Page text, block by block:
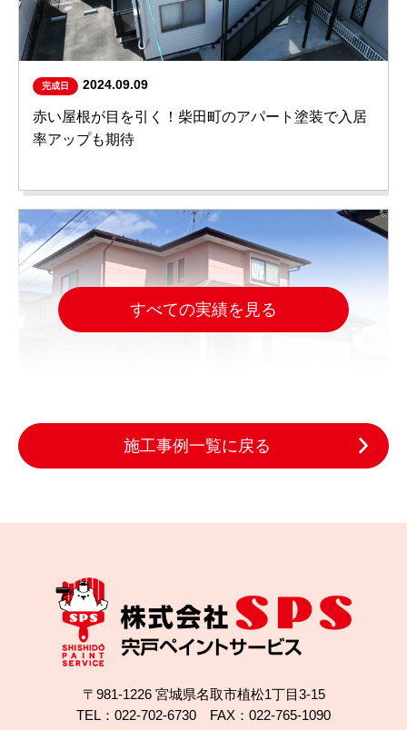
完成日 2024.09.09
赤い屋根が目を引く！柴田町のアパート塗装で入居
率アップも期待
すべての実績を見る
施工事例一覧に戻る
〒981-1226 宮城県名取市植松1丁目3-15
TEL：022-702-6730 FAX：022-765-1090